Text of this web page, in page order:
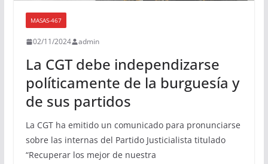
MASAS-467
02/11/2024 admin
La CGT debe independizarse
políticamente de la burguesía y
de sus partidos
La CGT ha emitido un comunicado para pronunciarse
sobre las internas del Partido Justicialista titulado
“Recuperar los mejor de nuestra